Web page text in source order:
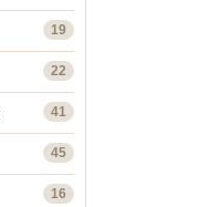
19
22
41
45
16